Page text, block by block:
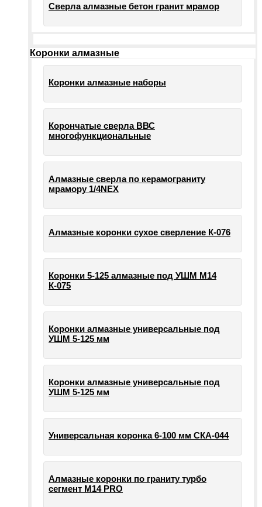
Сверла алмазные бетон гранит мрамор
Коронки алмазные
Коронки алмазные наборы
Корончатые сверла ВВС
многофункциональные
Алмазные сверла по керамограниту
мрамору 1/4NEX
Алмазные коронки сухое сверление К-076
Коронки 5-125 алмазные под УШМ М14
К-075
Коронки алмазные универсальные под
УШМ 5-125 мм
Коронки алмазные универсальные под
УШМ 5-125 мм
Универсальная коронка 6-100 мм СКА-044
Алмазные коронки по граниту турбо
сегмент М14 PRO